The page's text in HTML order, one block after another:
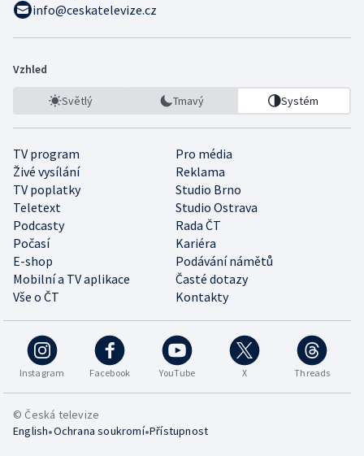
info@ceskatelevize.cz
Vzhled
Světlý Tmavý Systém
TV program
Pro média
Živé vysílání
Reklama
TV poplatky
Studio Brno
Teletext
Studio Ostrava
Podcasty
Rada ČT
Počasí
Kariéra
E-shop
Podávání námětů
Mobilní a TV aplikace
Časté dotazy
Vše o ČT
Kontakty
Instagram Facebook YouTube X Threads
© Česká televize
English•Ochrana soukromí•Přístupnost